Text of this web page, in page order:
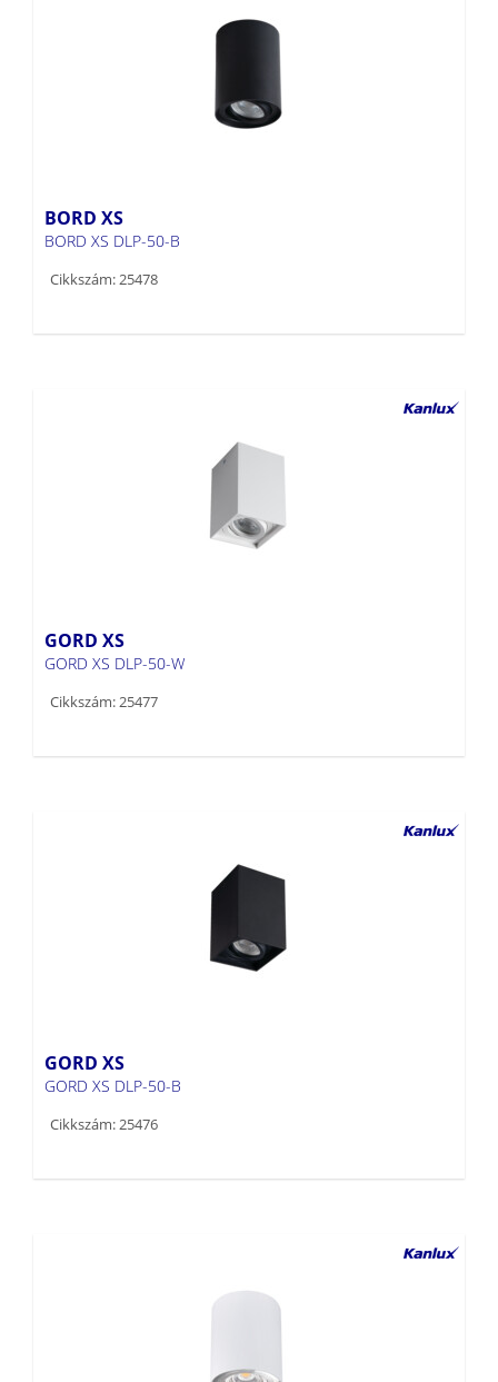
BORD XS
BORD XS DLP-50-B
Cikkszám: 25478
GORD XS
GORD XS DLP-50-W
Cikkszám: 25477
GORD XS
GORD XS DLP-50-B
Cikkszám: 25476